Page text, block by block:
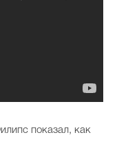
показал, как